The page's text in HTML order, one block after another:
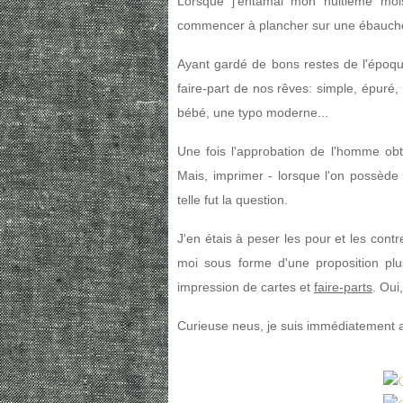
commencer à plancher sur une
Ayant gardé de bons restes de
faire-part de nos rêves: simple,
bébé, une typo moderne...
Une fois l'approbation de l'homme
Mais, imprimer - lorsque l'on
telle fut la question.
J'en étais à peser les pour et les
moi sous forme d'une proposition
impression de cartes et faire-parts .
Curieuse neus, je suis immédiatement